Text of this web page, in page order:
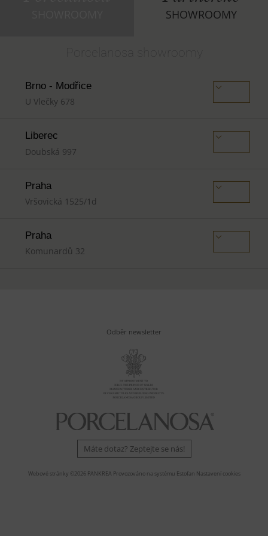
SHOWROOMY
Porcelanosa showroomy
Brno - Modřice
U Vlečky 678
Liberec
Doubská 997
Praha
Vršovická 1525/1d
Praha
Komunardů 32
Odběr newsletter
Máte dotaz? Zeptejte se nás!
Webové stránky ©2026 PANKREA Provozováno na systému Estofan Nastavení cookies